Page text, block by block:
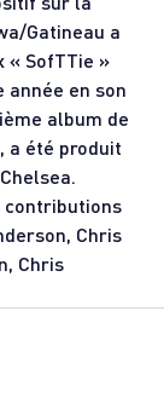
Gatineau a
« SofTTie »
année en son
album de
a été produit
contributions
Chris
Chris